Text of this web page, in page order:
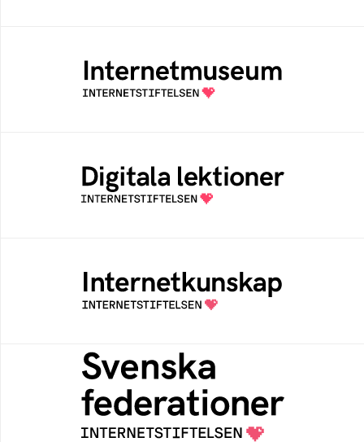
Ett digitalt museum som byggts, och kureras
av Internetstiftelsen
Öppen digital lärresurs med färdiga lektioner
för alla stadier i grundskolan
Samlad kunskap som hjälper dig att bli en
säker och medveten internetanvändare
Svenska federationer
Grunden för medlemskap i en sektors- eller
kontextspecifik federation